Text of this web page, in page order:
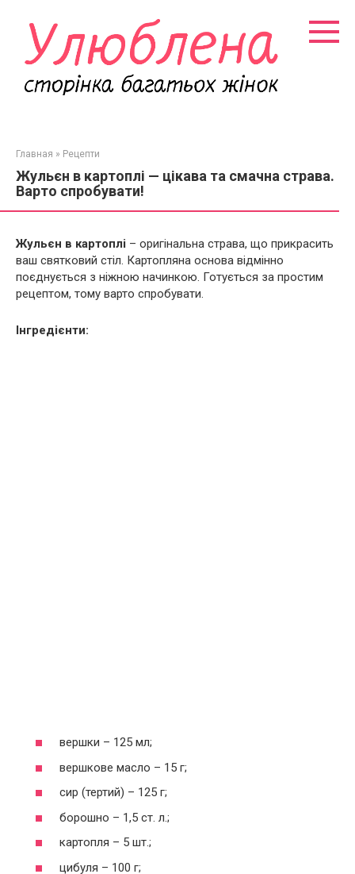
контенту
Главная » Рецепти
Жульєн в картоплі — цікава та смачна страва.
Варто спробувати!
Жульєн в картоплі – оригінальна страва, що прикрасить
ваш святковий стіл. Картопляна основа відмінно
поєднується з ніжною начинкою. Готується за простим
рецептом, тому варто спробувати.
Інгредієнти:
вершки – 125 мл;
вершкове масло – 15 г;
сир (тертий) – 125 г;
борошно – 1,5 ст. л.;
картопля – 5 шт.;
цибуля – 100 г;